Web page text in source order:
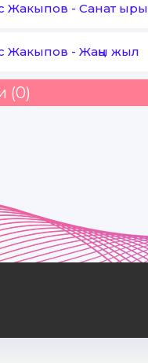
Жакыпов - Санат ыры
Жакыпов - Жаңы жыл
(0)